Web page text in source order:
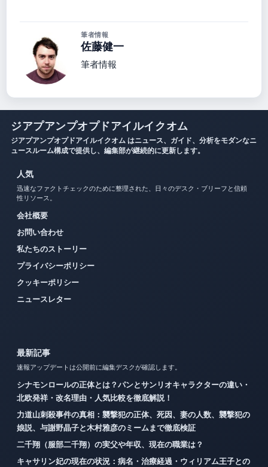
筆者情報
佐藤健一
筆者情報
ジアプアンプオプドアイルイクオム
ジアプアンプオプドアイルイクオム はニュース、ガイド、分析をモダンなニ
ュースルーム構成で提供し、編集部が継続的に更新します。
人気
迅速なファクトチェックのために整理された、日々のデスク・ブリーフと信頼
性リソース。
会社概要
お問い合わせ
私たちのストーリー
プライバシーポリシー
クッキーポリシー
ニュースレター
最新記事
速報アップデートは公開前に編集デスクが確認します。
シナモンロールの正体とは？パンとサンリオキャラクターの違い・
北欧発祥・改名理由・人気比較を徹底解説！
力道山刺殺事件の真相：襲撃犯の正体、死因、妻の人数、襲撃犯の
娘説、与謝野晶子と木村雅彦のミームまで徹底検証
二千翔（服部二千翔）の実父や年収、現在の職業は？
キャサリン妃の現在の状況：病名・治療経過・ウィリアム王子との